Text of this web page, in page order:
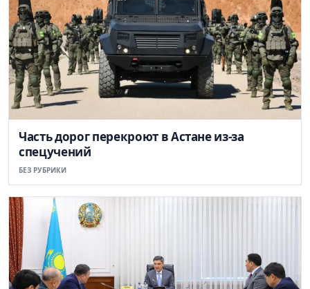
Часть дорог перекроют в Астане из-за
спецучений
БЕЗ РУБРИКИ